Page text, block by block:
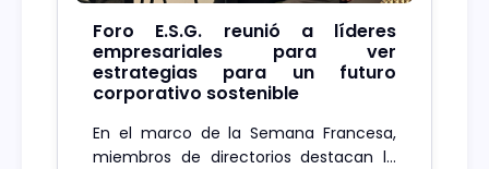
Foro E.S.G. reunió a líderes
empresariales para ver
estrategias para un futuro
corporativo sostenible
En el marco de la Semana Francesa,
miembros de directorios destacan la